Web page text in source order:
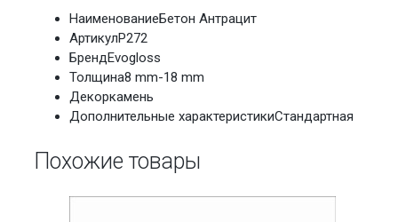
НаименованиеБетон Антрацит
АртикулP272
БрендEvogloss
Толщина8 mm-18 mm
Декоркамень
Дополнительные характеристикиСтандартная
Похожие товары